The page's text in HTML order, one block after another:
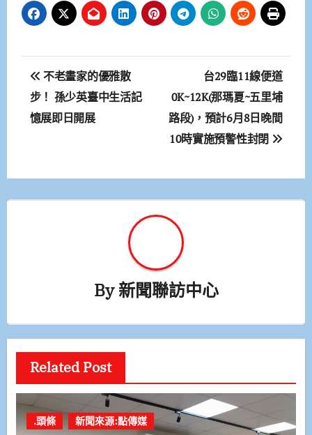
文
章
導
不老畫家的優雅散
步！ 孫少英臺中生活記
憶展即日開展
台29臨11線便道
0K~12K(那瑪夏~五里埔
路段)，預計6月8日晚間
10時實施預警性封閉
By新聞聯訪中心
Related Post
.頭條 新聞來源:點傳媒